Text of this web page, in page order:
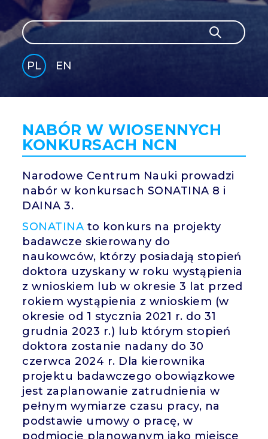
Szukaj
Szukaj
PL
EN
SH
NABÓR W WIOSENNYCH
KONKURSACH NCN
Narodowe Centrum Nauki prowadzi
nabór w konkursach SONATINA 8 i
DAINA 3.
SONATINA to konkurs na projekty
badawcze skierowany do
naukowców, którzy posiadają stopień
doktora uzyskany w roku wystąpienia
z wnioskiem lub w okresie 3 lat przed
rokiem wystąpienia z wnioskiem (w
okresie od 1 stycznia 2021 r. do 31
grudnia 2023 r.) lub którym stopień
doktora zostanie nadany do 30
czerwca 2024 r. Dla kierownika
projektu badawczego obowiązkowe
jest zaplanowanie zatrudnienia w
pełnym wymiarze czasu pracy, na
podstawie umowy o pracę, w
podmiocie planowanym jako miejsce